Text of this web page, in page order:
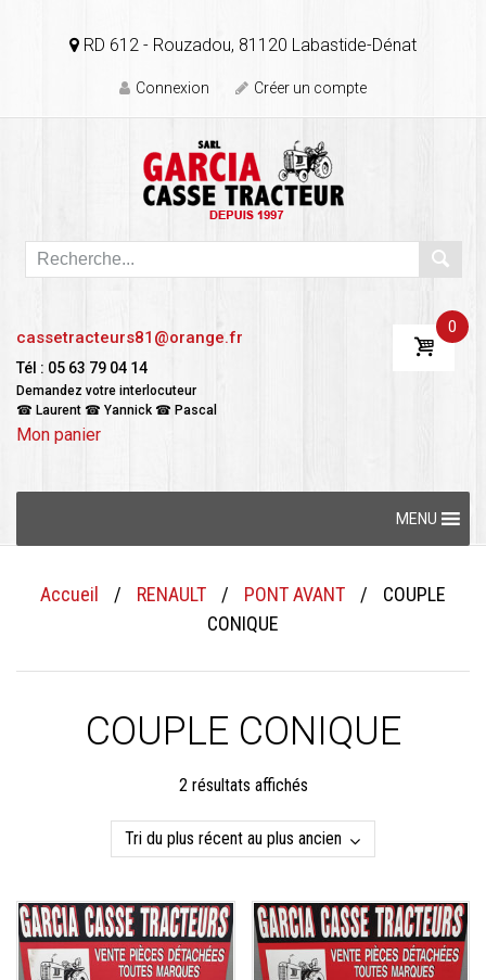
RD 612 - Rouzadou, 81120 Labastide-Dénat
Connexion Créer un compte
cassetracteurs81@orange.fr
Tél : 05 63 79 04 14
Demandez votre interlocuteur
☎ Laurent ☎ Yannick ☎ Pascal
Mon panier
0
MENU
Accueil / RENAULT / PONT AVANT /
COUPLE
CONIQUE
COUPLE CONIQUE
2 résultats affichésTrié
du
plus
au
plus